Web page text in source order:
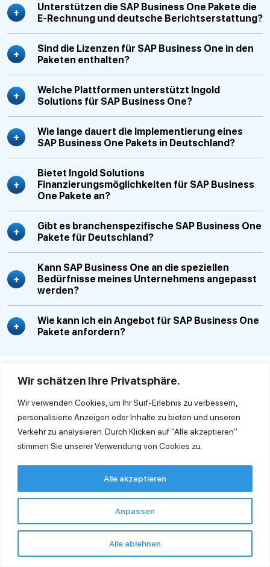
Wir schätzen Ihre Privatsphäre.
Wir verwenden Cookies, um Ihr Surf-Erlebnis zu verbessern,
personalisierte Anzeigen oder Inhalte zu bieten und unseren
Verkehr zu analysieren. Durch Klicken auf "Alle akzeptieren"
stimmen Sie unserer Verwendung von Cookies zu.
Anpassen
Alle ablehnen
Alle akzeptieren
Unterstützen die SAP Business One Pakete die
E-Rechnung und deutsche Berichtserstattung?
Sind die Lizenzen für SAP Business One in den
Paketen enthalten?
Welche Plattformen unterstützt Ingold
Solutions für SAP Business One?
Wie lange dauert die Implementierung eines
SAP Business One Pakets in Deutschland?
Bietet Ingold Solutions
Finanzierungsmöglichkeiten für SAP Business
One Pakete an?
Gibt es branchenspezifische SAP Business One
Pakete für Deutschland?
Kann SAP Business One an die speziellen
Bedürfnisse meines Unternehmens angepasst
werden?
Wie kann ich ein Angebot für SAP Business One
Pakete anfordern?
Ingold Solutions GmbH
Clayallee 175 14195 Berlin
Tel. +49 30 863 232 940
Quick Links
Kontakt